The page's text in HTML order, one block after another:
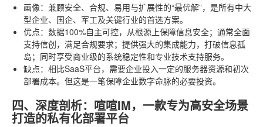
画像：兼顾安全、合规、易用与扩展性的“最优解”，是所有中大
型企业、国企、军工及关键行业的首选方案。
优点：数据100%自主可控，从根源上保障信息安全；通常全面
支持信创，满足合规要求；提供强大的集成能力，打破信息孤
岛；同时享受商业级的系统稳定性和专业技术支持服务。
缺点：相比SaaS平台，需要企业投入一定的服务器资源和初次
部署成本。但这是一笔保障企业数字命脉的必要投资。
四、深度剖析：喧喧IM，一款专为高安全场景
打造的私有化部署平台